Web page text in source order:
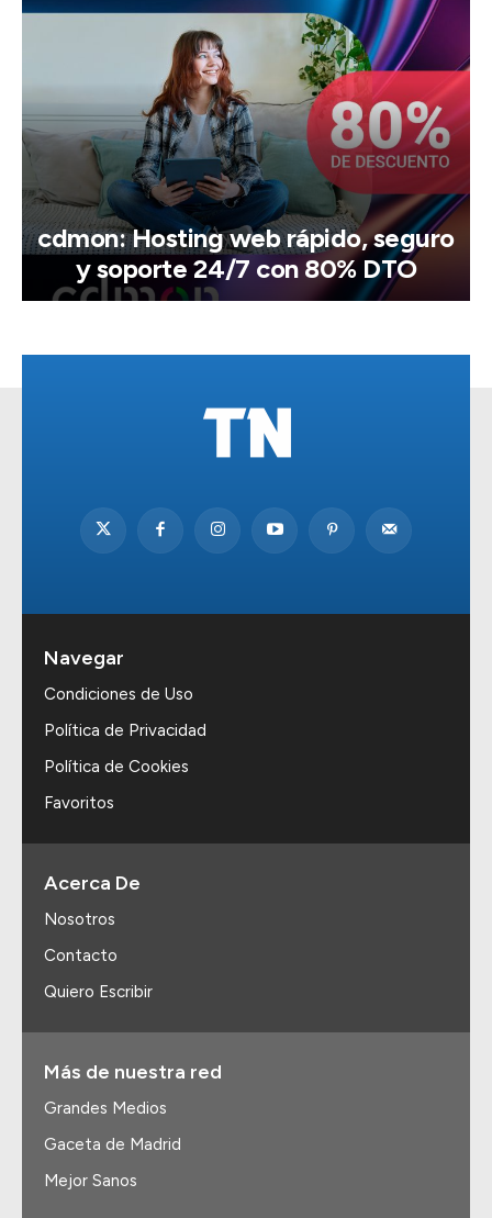
cdmon: Hosting web rápido, seguro
y soporte 24/7 con 80% DTO
Navegar
Condiciones de Uso
Política de Privacidad
Política de Cookies
Favoritos
Acerca De
Nosotros
Contacto
Quiero Escribir
Más de nuestra red
Grandes Medios
Gaceta de Madrid
Mejor Sanos